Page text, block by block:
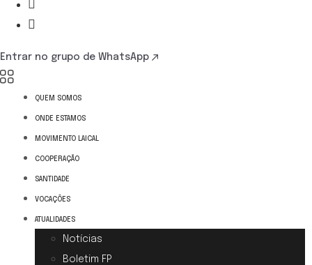
Entrar no grupo de WhatsApp
QUEM SOMOS
ONDE ESTAMOS
MOVIMENTO LAICAL
COOPERAÇÃO
SANTIDADE
VOCAÇÕES
ATUALIDADES
Notícias
Boletim FP